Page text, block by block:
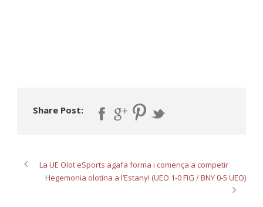
Share Post:
La UE Olot eSports agafa forma i comença a competir
Hegemonia olotina a l’Estany! (UEO 1-0 FIG / BNY 0-5 UEO)